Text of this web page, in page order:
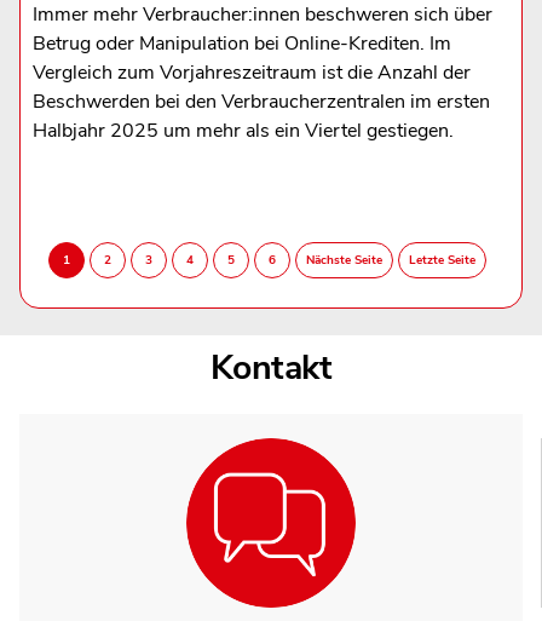
Immer mehr Verbraucher:innen beschweren sich über
Betrug oder Manipulation bei Online-Krediten. Im
Vergleich zum Vorjahreszeitraum ist die Anzahl der
Beschwerden bei den Verbraucherzentralen im ersten
Halbjahr 2025 um mehr als ein Viertel gestiegen.
Kontakt